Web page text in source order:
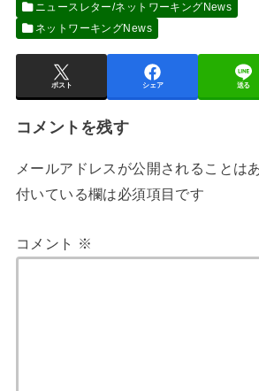
ニュースレター/ネットワーキングNews
ネットワーキングNews
ポスト シェア 送る
コメントを残す
メールアドレスが公開されることは
付いている欄は必須項目です
コメント ※